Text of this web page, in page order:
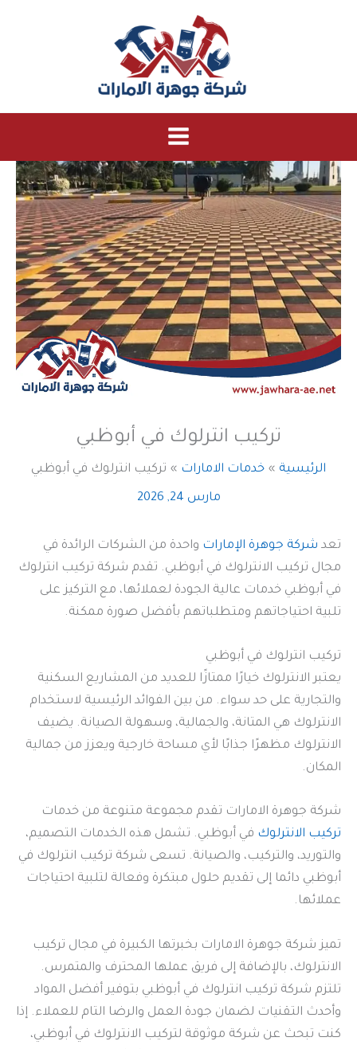
تركيب انترلوك في أبوظبي
الرئيسية خدمات الامارات تركيب انترلوك في أبوظبي
مارس 24, 2026
تعد شركة جوهرة الإمارات واحدة من الشركات الرائدة في
مجال تركيب الانترلوك في أبوظبي. تقدم شركة تركيب انترلوك
في أبوظبي خدمات عالية الجودة لعملائها، مع التركيز على
تلبية احتياجاتهم ومتطلباتهم بأفضل صورة ممكنة.
تركيب انترلوك في أبوظبي
يعتبر الانترلوك خيارًا ممتازًا للعديد من المشاريع السكنية
والتجارية على حد سواء. من بين الفوائد الرئيسية لاستخدام
الانترلوك هي المتانة، والجمالية، وسهولة الصيانة. يضيف
الانترلوك مظهرًا جذابًا لأي مساحة خارجية ويعزز من جمالية
المكان.
شركة جوهرة الامارات تقدم مجموعة متنوعة من خدمات
تركيب الانترلوك في أبوظبي. تشمل هذه الخدمات التصميم،
والتوريد، والتركيب، والصيانة. تسعى شركة تركيب انترلوك في
أبوظبي دائما إلى تقديم حلول مبتكرة وفعالة لتلبية احتياجات
عملائها.
تميز شركة جوهرة الامارات بخبرتها الكبيرة في مجال تركيب
الانترلوك، بالإضافة إلى فريق عملها المحترف والمتمرس.
تلتزم شركة تركيب انترلوك في أبوظبي بتوفير أفضل المواد
وأحدث التقنيات لضمان جودة العمل والرضا التام للعملاء. إذا
كنت تبحث عن شركة موثوقة لتركيب الانترلوك في أبوظبي،